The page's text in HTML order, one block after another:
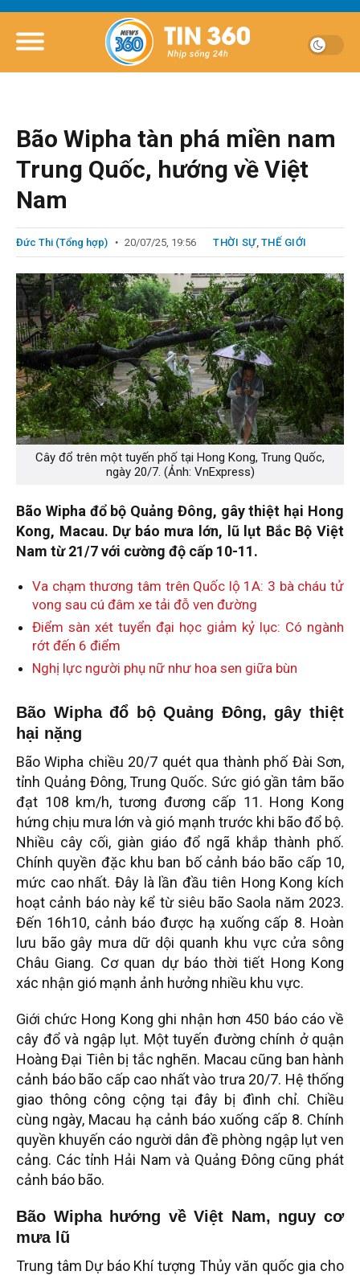
Bão Wipha tàn phá miền nam
Trung Quốc, hướng về Việt
Nam
Đức Thi (Tổng hợp) 20/07/25, 19:56 THỜI SỰ, THẾ GIỚI
Cây đổ trên một tuyến phố tại Hong Kong, Trung Quốc,
ngày 20/7. (Ảnh: VnExpress)
Bão Wipha đổ bộ Quảng Đông, gây thiệt hại Hong
Kong, Macau. Dự báo mưa lớn, lũ lụt Bắc Bộ Việt
Nam từ 21/7 với cường độ cấp 10-11.
Va chạm thương tâm trên Quốc lộ 1A: 3 bà cháu tử
vong sau cú đâm xe tải đỗ ven đường
Điểm sàn xét tuyển đại học giảm kỷ lục: Có ngành
rớt đến 6 điểm
Nghị lực người phụ nữ như hoa sen giữa bùn
Bão Wipha đổ bộ Quảng Đông, gây thiệt
hại nặng
Bão Wipha chiều 20/7 quét qua thành phố Đài Sơn,
tỉnh Quảng Đông, Trung Quốc. Sức gió gần tâm bão
đạt 108 km/h, tương đương cấp 11. Hong Kong
hứng chịu mưa lớn và gió mạnh trước khi bão đổ bộ.
Nhiều cây cối, giàn giáo đổ ngã khắp thành phố.
Chính quyền đặc khu ban bố cảnh báo bão cấp 10,
mức cao nhất. Đây là lần đầu tiên Hong Kong kích
hoạt cảnh báo này kể từ siêu bão Saola năm 2023.
Đến 16h10, cảnh báo được hạ xuống cấp 8. Hoàn
lưu bão gây mưa dữ dội quanh khu vực cửa sông
Châu Giang. Cơ quan dự báo thời tiết Hong Kong
xác nhận gió mạnh ảnh hưởng nhiều khu vực.
Giới chức Hong Kong ghi nhận hơn 450 báo cáo về
cây đổ và ngập lụt. Một tuyến đường chính ở quận
Hoàng Đại Tiên bị tắc nghẽn. Macau cũng ban hành
cảnh báo bão cấp cao nhất vào trưa 20/7. Hệ thống
giao thông công cộng tại đây bị đình chỉ. Chiều
cùng ngày, Macau hạ cảnh báo xuống cấp 8. Chính
quyền khuyến cáo người dân đề phòng ngập lụt ven
cảng. Các tỉnh Hải Nam và Quảng Đông cũng phát
cảnh báo bão.
Bão Wipha hướng về Việt Nam, nguy cơ
mưa lũ
Trung tâm Dự báo Khí tượng Thủy văn quốc gia cho